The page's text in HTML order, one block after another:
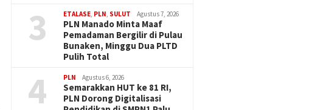
3 ETALASE, PLN, SULUT Agustus 7, 2026
PLN Manado Minta Maaf
Pemadaman Bergilir di Pulau
Bunaken, Minggu Dua PLTD
Pulih Total
4 PLN Agustus 6, 2026
Semarakkan HUT ke 81 RI,
PLN Dorong Digitalisasi